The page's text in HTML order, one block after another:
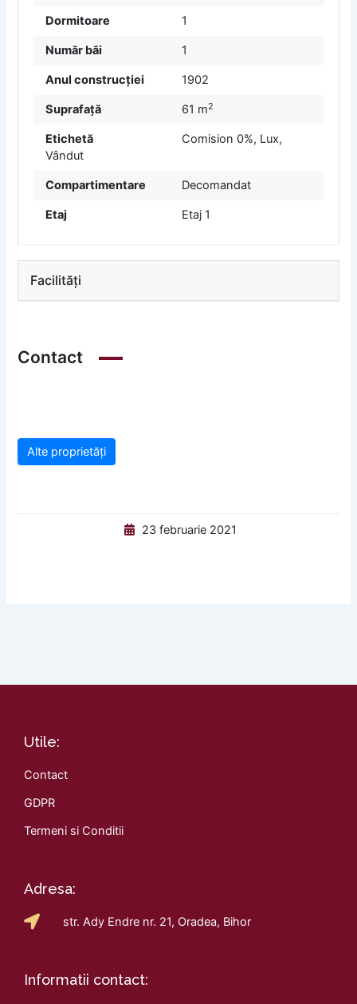
Dormitoare 1
Număr băi 1
Anul construcției 1902
Suprafață 61 m2
Etichetă Comision 0%, Lux,
Vândut
Compartimentare Decomandat
Etaj Etaj 1
Facilități
Contact
Alte proprietăți
23 februarie 2021
Utile:
Contact
GDPR
Termeni si Conditii
Adresa:
str. Ady Endre nr. 21, Oradea, Bihor
Informatii contact: